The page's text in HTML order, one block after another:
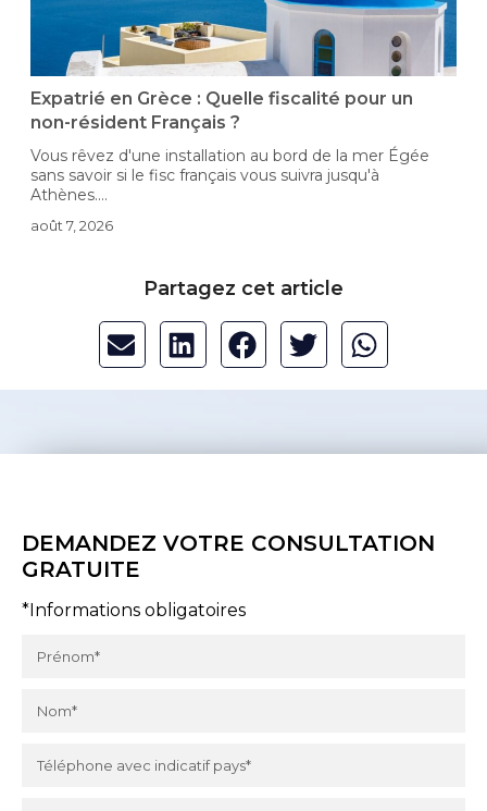
Expatrié en Grèce : Quelle fiscalité pour un
non-résident Français ?
Vous rêvez d'une installation au bord de la mer Égée
sans savoir si le fisc français vous suivra jusqu'à
Athènes....
août 7, 2026
Partagez cet article
DEMANDEZ VOTRE CONSULTATION
GRATUITE
*Informations obligatoires